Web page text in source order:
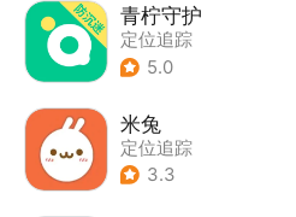
青柠守护
定位追踪
5.0
米兔
定位追踪
3.3